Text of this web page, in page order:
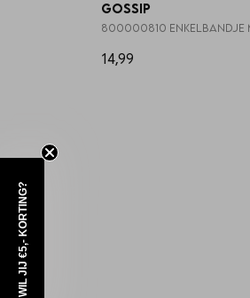
Gossip
800000810 ENKELBANDJE
14,99
WIL JIJ €5,- KORTING?